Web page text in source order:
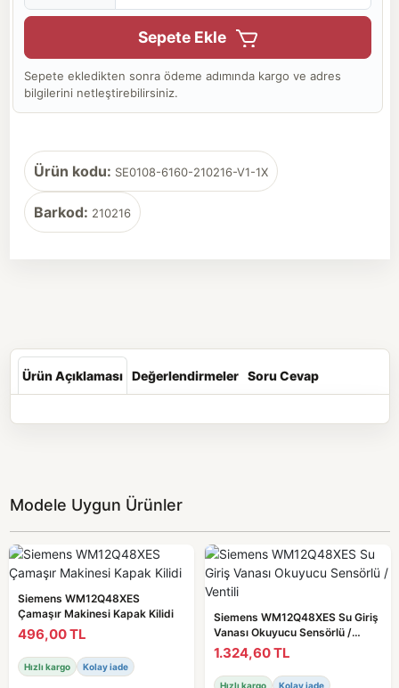
Sepete Ekle
Sepete ekledikten sonra ödeme adımında kargo ve adres
bilgilerini netleştirebilirsiniz.
Ürün kodu: SE0108-6160-210216-V1-1X
Barkod: 210216
Ürün Açıklaması Değerlendirmeler Soru Cevap
Modele Uygun Ürünler
Siemens WM12Q48XES
Çamaşır Makinesi Kapak Kilidi
496,00 TL
Hızlı kargo Kolay iade
Siemens WM12Q48XES Su Giriş
Vanası Okuyucu Sensörlü /
Ventili
1.324,60 TL
Hızlı kargo Kolay iade